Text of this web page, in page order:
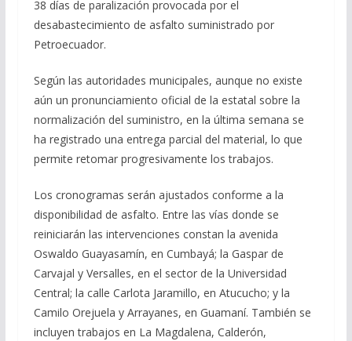
38 días de paralización provocada por el
desabastecimiento de asfalto suministrado por
Petroecuador.
Según las autoridades municipales, aunque no existe
aún un pronunciamiento oficial de la estatal sobre la
normalización del suministro, en la última semana se
ha registrado una entrega parcial del material, lo que
permite retomar progresivamente los trabajos.
Los cronogramas serán ajustados conforme a la
disponibilidad de asfalto. Entre las vías donde se
reiniciarán las intervenciones constan la avenida
Oswaldo Guayasamín, en Cumbayá; la Gaspar de
Carvajal y Versalles, en el sector de la Universidad
Central; la calle Carlota Jaramillo, en Atucucho; y la
Camilo Orejuela y Arrayanes, en Guamaní. También se
incluyen trabajos en La Magdalena, Calderón,